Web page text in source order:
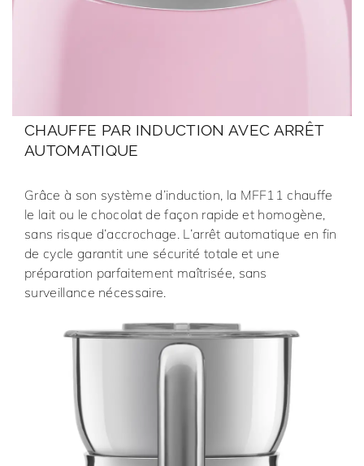
CHAUFFE PAR INDUCTION AVEC ARRÊT
AUTOMATIQUE
Grâce à son système d’induction, la MFF11 chauffe
le lait ou le chocolat de façon rapide et homogène,
sans risque d’accrochage. L’arrêt automatique en fin
de cycle garantit une sécurité totale et une
préparation parfaitement maîtrisée, sans
surveillance nécessaire.